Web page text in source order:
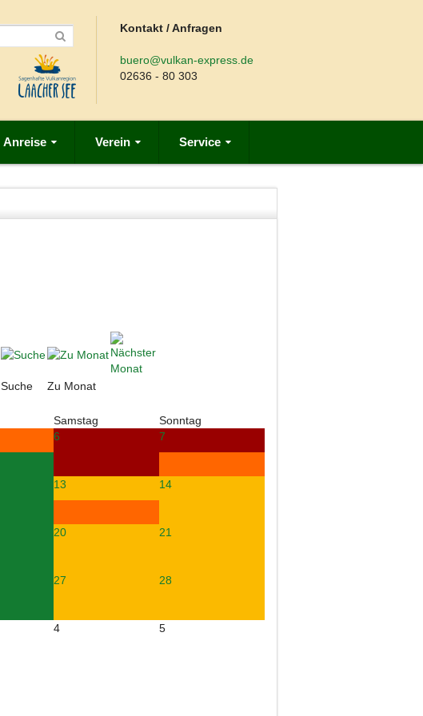
Kontakt / Anfragen
buero@vulkan-express.de
02636 - 80 303
Anreise Verein Service
Suche
Zu Monat
Samstag
Sonntag
6 7
13 14
20 21
27 28
4 5